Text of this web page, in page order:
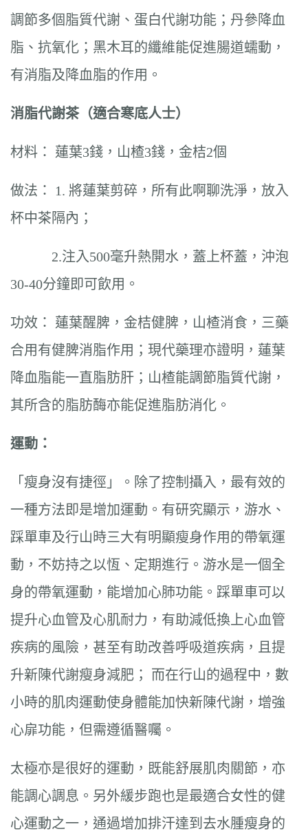
調節多個脂質代謝、蛋白代謝功能；丹參降血
脂、抗氧化；黑木耳的纖維能促進腸道蠕動，
有消脂及降血脂的作用。
消脂代謝茶（適合寒底人士）
材料： 蓮葉3錢，山楂3錢，金桔2個
做法： 1. 將蓮葉剪碎，所有此啊聊洗淨，放入
杯中茶隔內；
2.注入500毫升熱開水，蓋上杯蓋，沖泡
30-40分鐘即可飲用。
功效： 蓮葉醒脾，金桔健脾，山楂消食，三藥
合用有健脾消脂作用；現代藥理亦證明，蓮葉
降血脂能一直脂肪肝；山楂能調節脂質代謝，
其所含的脂肪酶亦能促進脂肪消化。
運動：
「瘦身沒有捷徑」。除了控制攝入，最有效的
一種方法即是增加運動。有研究顯示，游水、
踩單車及行山時三大有明顯瘦身作用的帶氧運
動，不妨持之以恆、定期進行。游水是一個全
身的帶氧運動，能增加心肺功能。踩單車可以
提升心血管及心肌耐力，有助減低換上心血管
疾病的風險，甚至有助改善呼吸道疾病，且提
升新陳代謝瘦身減肥； 而在行山的過程中，數
小時的肌肉運動使身體能加快新陳代謝，增強
心扉功能，但需遵循醫囑。
太極亦是很好的運動，既能舒展肌肉關節，亦
能調心調息。另外緩步跑也是最適合女性的健
心運動之一，通過增加排汗達到去水腫瘦身的